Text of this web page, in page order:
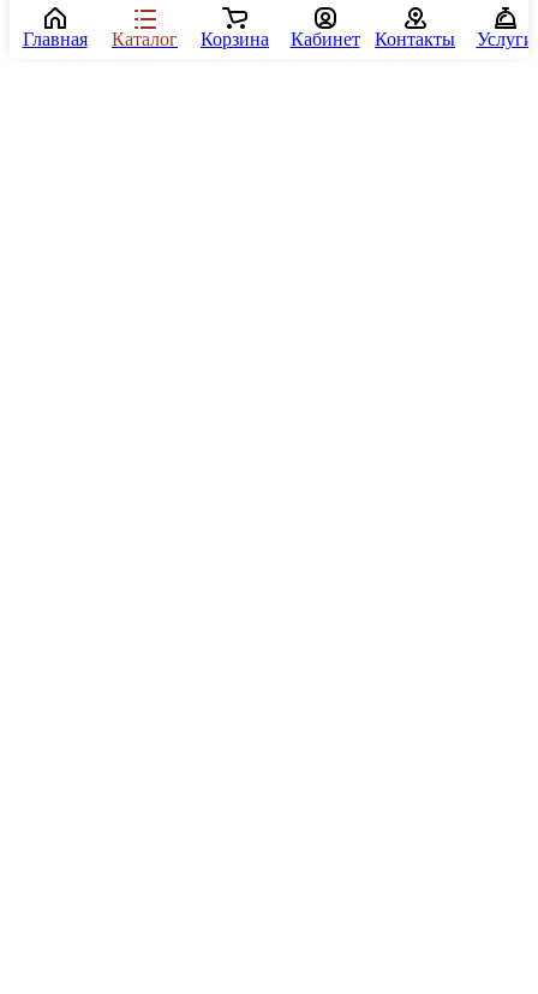
Главная Каталог Корзина Кабинет Контакты Услуги